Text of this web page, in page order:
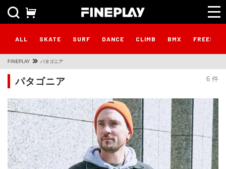
ALL SKATE SURF DANCE CLIMB BMX
FINEPLAY パタゴニア
6 件
パタゴニア